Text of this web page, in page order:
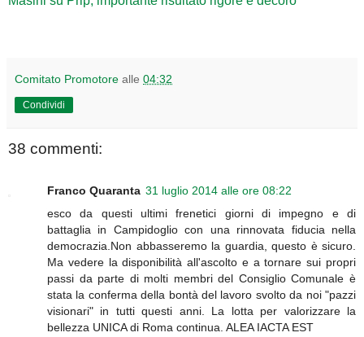
Comitato Promotore alle 04:32
Condividi
38 commenti:
Franco Quaranta 31 luglio 2014 alle ore 08:22
esco da questi ultimi frenetici giorni di impegno e di
battaglia in Campidoglio con una rinnovata fiducia nella
democrazia.Non abbasseremo la guardia, questo è sicuro.
Ma vedere la disponibilità all'ascolto e a tornare sui propri
passi da parte di molti membri del Consiglio Comunale è
stata la conferma della bontà del lavoro svolto da noi "pazzi
visionari" in tutti questi anni. La lotta per valorizzare la
bellezza UNICA di Roma continua. ALEA IACTA EST